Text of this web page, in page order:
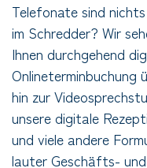
Telefonate sind
im Schredder? Wir
Ihnen durchgehend
Onlineterminbuchung
hin zur
unsere digitale
und viele andere
lauter Geschäfts-